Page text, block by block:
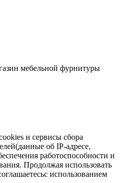
мебельной фурнитуры
и сервисы сбора
об IP-адресе,
работоспособности и
Продолжая использовать
использованием